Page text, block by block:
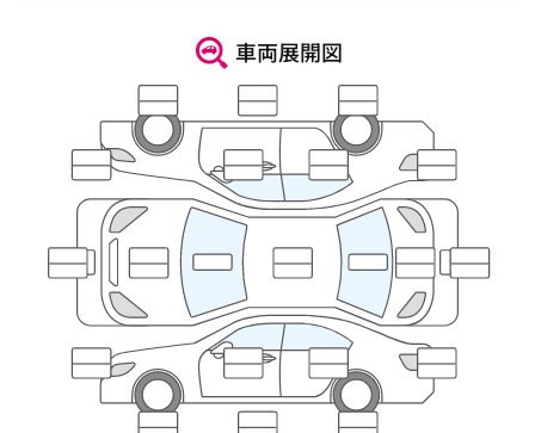
車両展開図